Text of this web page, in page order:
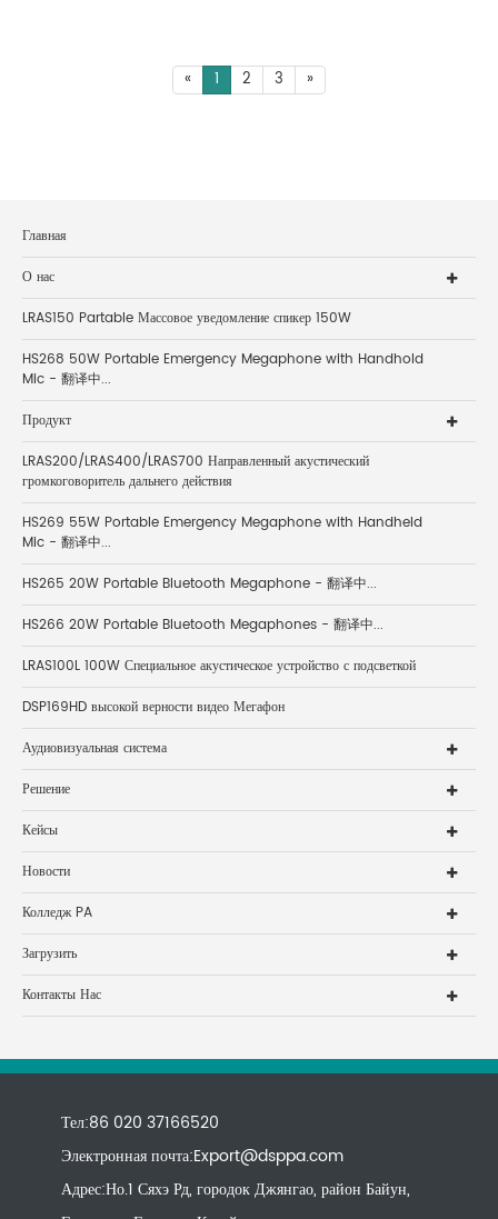
« 1 2 3 »
Главная
О нас
LRAS150 Partable Массовое уведомление спикер 150W
HS268 50W Portable Emergency Megaphone with Handhold
Mic - 翻译中...
Продукт
LRAS200/LRAS400/LRAS700 Направленный акустический
громкоговоритель дальнего действия
HS269 55W Portable Emergency Megaphone with Handheld
Mic - 翻译中...
HS265 20W Portable Bluetooth Megaphone - 翻译中...
HS266 20W Portable Bluetooth Megaphones - 翻译中...
LRAS100L 100W Специальное акустическое устройство с подсветкой
DSP169HD высокой верности видео Мегафон
Аудиовизуальная система
Решение
Кейсы
Новости
Колледж PA
Загрузить
Контакты Нас
Тел:86 020 37166520
Электронная почта:Export@dsppa.com
Адрес:Но.1 Сяхэ Рд, городок Джянгао, район Байун,